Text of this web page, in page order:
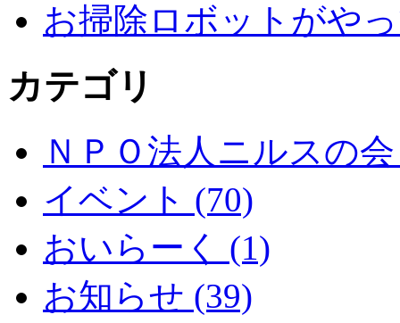
お掃除ロボットがや
カテゴリ
ＮＰＯ法人ニルスの
イベント (70)
おいらーく (1)
お知らせ (39)